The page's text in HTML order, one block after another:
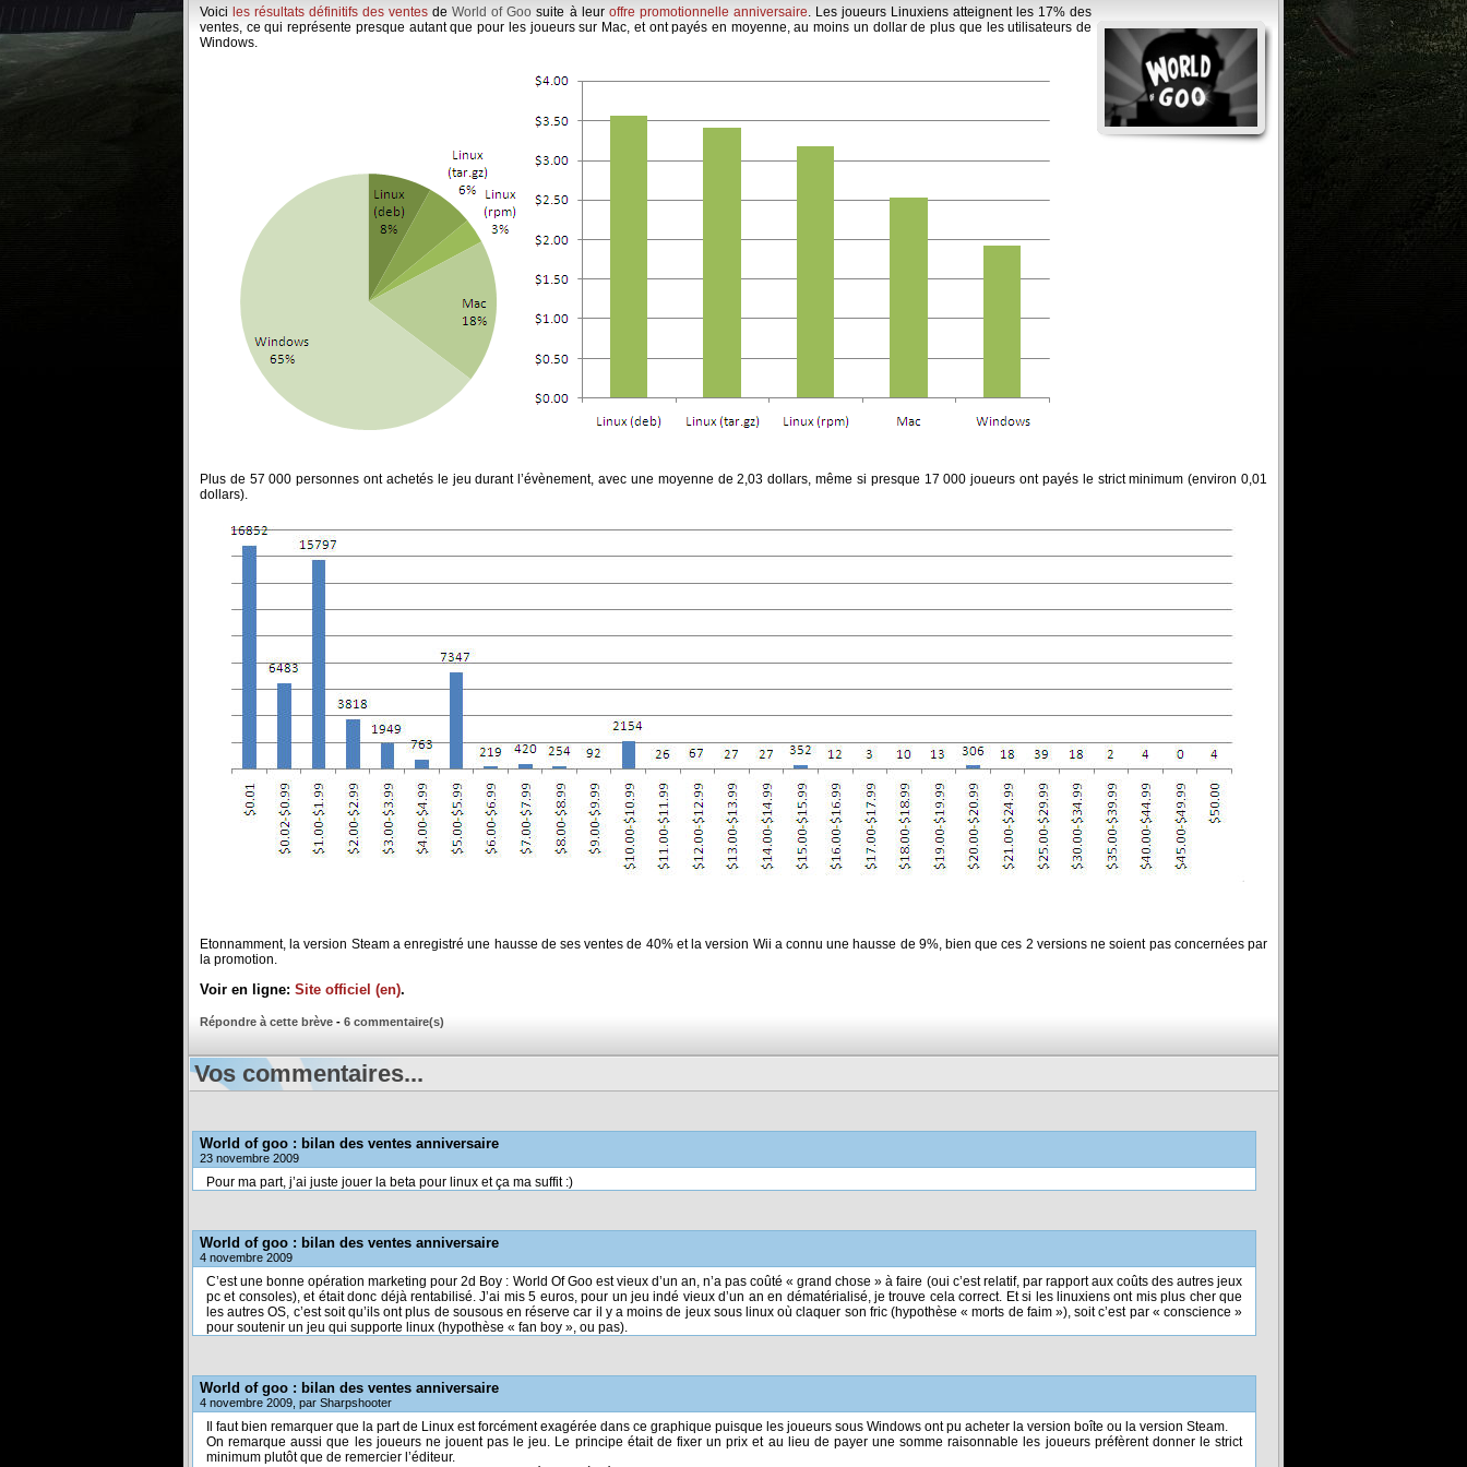
Voici les résultats définitifs des ventes deWorld of Goo suite à leur offre promotionnelle anniversaire. Les joueurs Linuxiens atteignent les 17% des
ventes, ce qui représente presque autant que pour les joueurs sur Mac, et ont payés en moyenne, au moins un dollar de plus que les utilisateurs de
Windows.
Plus de 57 000 personnes ont achetés le jeu durant l’évènement, avec une moyenne de 2,03 dollars, même si presque 17 000 joueurs ont payés le strict minimum (environ 0,01
dollars).
Etonnamment, la version Steam a enregistré une hausse de ses ventes de 40% et la version Wii a connu une hausse de 9%, bien que ces 2 versions ne soient pas concernées par
la promotion.
Voir en ligne: Site officiel (en).
Répondre à cette brève - 6 commentaire(s)
Vos commentaires...
World of goo : bilan des ventes anniversaire
23 novembre 2009
Pour ma part, j’ai juste jouer la beta pour linux et ça ma suffit :)
World of goo : bilan des ventes anniversaire
4 novembre 2009
C’est une bonne opération marketing pour 2d Boy : World Of Goo est vieux d’un an, n’a pas coûté « grand chose » à faire (oui c’est relatif, par rapport aux coûts des autres jeux
pc et consoles), et était donc déjà rentabilisé. J’ai mis 5 euros, pour un jeu indé vieux d’un an en dématérialisé, je trouve cela correct. Et si les linuxiens ont mis plus cher que
les autres OS, c’est soit qu’ils ont plus de sousous en réserve car il y a moins de jeux sous linux où claquer son fric (hypothèse « morts de faim »), soit c’est par « conscience »
pour soutenir un jeu qui supporte linux (hypothèse « fan boy », ou pas).
World of goo : bilan des ventes anniversaire
4 novembre 2009, par Sharpshooter
Il faut bien remarquer que la part de Linux est forcément exagérée dans ce graphique puisque les joueurs sous Windows ont pu acheter la version boîte ou la version Steam.
On remarque aussi que les joueurs ne jouent pas le jeu. Le principe était de fixer un prix et au lieu de payer une somme raisonnable les joueurs préfèrent donner le strict
minimum plutôt que de remercier l’éditeur.